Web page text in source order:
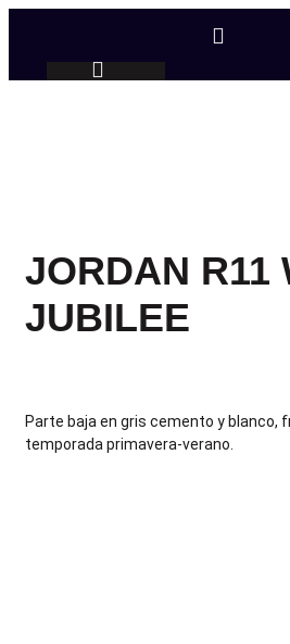
JORDAN R11
JUBILEE
Parte baja en gris cemento y blanco,
temporada primavera-verano.